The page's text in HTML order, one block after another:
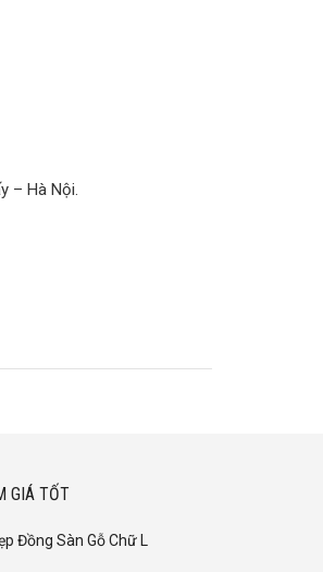
– Hà Nội.
GIÁ TỐT
Đồng Sàn Gỗ Chữ L